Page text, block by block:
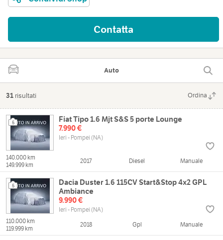
Contatta
Auto
31 risultati Ordina
5
Fiat Tipo 1.6 Mjt S&S 5 porte Lounge
7.990 €
Ieri - Pompei (NA)
140.000 km
149.999 km
2017 Diesel Manuale
5
Dacia Duster 1.6 115CV Start&Stop 4x2 GPL
Ambiance
9.990 €
Ieri - Pompei (NA)
110.000 km
119.999 km
2018 Gpl Manuale